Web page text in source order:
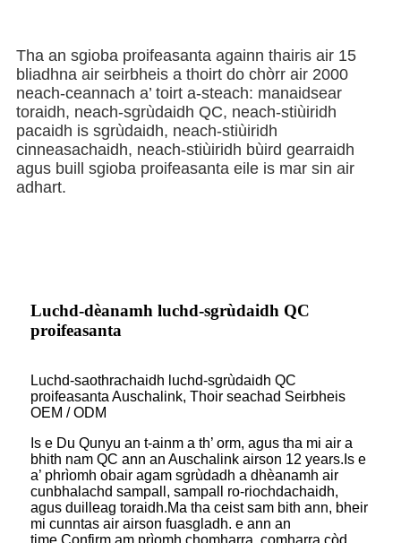
Tha an sgioba proifeasanta againn thairis air 15
bliadhna air seirbheis a thoirt do chòrr air 2000
neach-ceannach a’ toirt a-steach: manaidsear
toraidh, neach-sgrùdaidh QC, neach-stiùiridh
pacaidh is sgrùdaidh, neach-stiùiridh
cinneasachaidh, neach-stiùiridh bùird gearraidh
agus buill sgioba proifeasanta eile is mar sin air
adhart.
Luchd-dèanamh luchd-sgrùdaidh QC
proifeasanta
Luchd-saothrachaidh luchd-sgrùdaidh QC
proifeasanta Auschalink, Thoir seachad Seirbheis
OEM / ODM
Is e Du Qunyu an t-ainm a th’ orm, agus tha mi air a
bhith nam QC ann an Auschalink airson 12 years.Is e
a’ phrìomh obair agam sgrùdadh a dhèanamh air
cunbhalachd sampall, sampall ro-riochdachaidh,
agus duilleag toraidh.Ma tha ceist sam bith ann, bheir
mi cunntas air airson fuasgladh. e ann an